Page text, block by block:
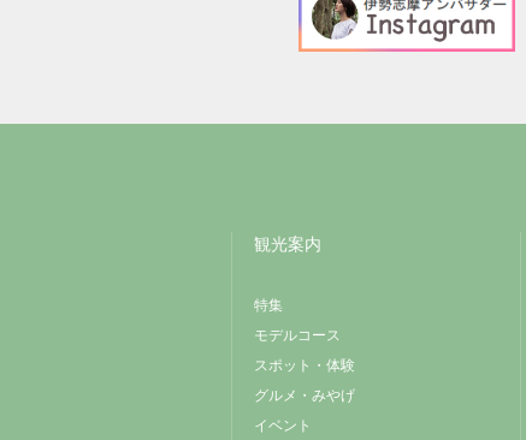
観光案内
特集
モデルコース
スポット・体験
グルメ・みやげ
イベント